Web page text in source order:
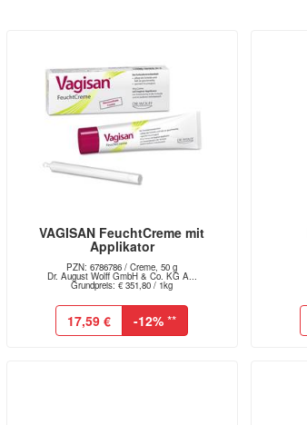
VAGISAN FeuchtCreme mit
Applikator
PZN: 6786786 / Creme, 50 g
Dr. August Wolff GmbH & Co. KG A...
Grundpreis: € 351,80 / 1kg
17,59 € -12% **